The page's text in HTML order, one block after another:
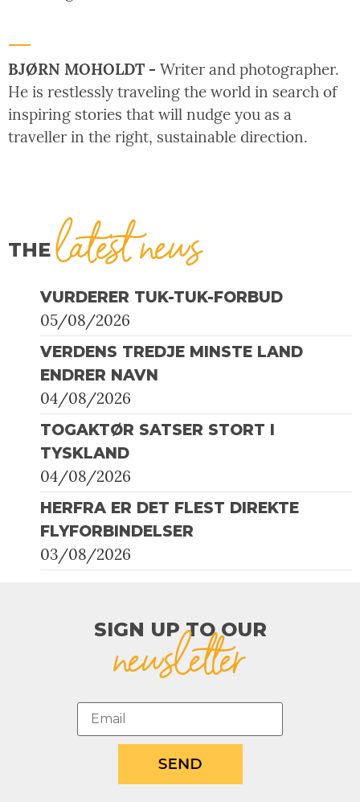
BJØRN MOHOLDT - Writer and photographer.
He is restlessly traveling the world in search of
inspiring stories that will nudge you as a
traveller in the right, sustainable direction.
THElatest news
VURDERER TUK-TUK-FORBUD
05/08/2026
VERDENS TREDJE MINSTE LAND
ENDRER NAVN
04/08/2026
TOGAKTØR SATSER STORT I
TYSKLAND
04/08/2026
HERFRA ER DET FLEST DIREKTE
FLYFORBINDELSER
03/08/2026
SIGN UP TO OUR​
newsletter